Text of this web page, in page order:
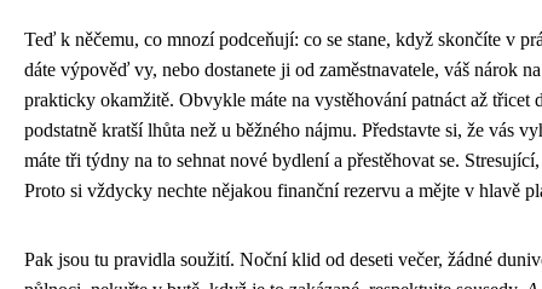
Teď k něčemu, co mnozí podceňují: co se stane, když skončíte v
dáte výpověď vy, nebo dostanete ji od zaměstnavatele, váš nárok
prakticky okamžitě. Obvykle máte na vystěhování patnáct až třicet
podstatně kratší lhůta než u běžného nájmu. Představte si, že vás
máte tři týdny na to sehnat nové bydlení a přestěhovat se.
Proto si vždycky nechte nějakou finanční rezervu a mějte v hlavě
Pak jsou tu pravidla soužití. Noční klid od deseti večer, žádné